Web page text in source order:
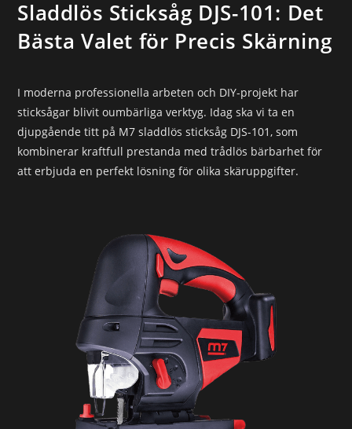
Sladdlös Sticksåg DJS-101: Det
Bästa Valet för Precis Skärning
I moderna professionella arbeten och DIY-projekt har
sticksågar blivit oumbärliga verktyg. Idag ska vi ta en
djupgående titt på M7 sladdlös sticksåg DJS-101, som
kombinerar kraftfull prestanda med trådlös bärbarhet för
att erbjuda en perfekt lösning för olika skäruppgifter.